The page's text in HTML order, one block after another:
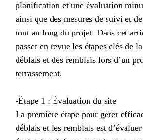
planification et une évaluation
ainsi que des mesures de suivi et
tout au long du projet. Dans cet
passer en revue les étapes clés de
déblais et des remblais lors d’un
terrassement.
-Étape 1 : Évaluation du site
La première étape pour gérer
déblais et les remblais est